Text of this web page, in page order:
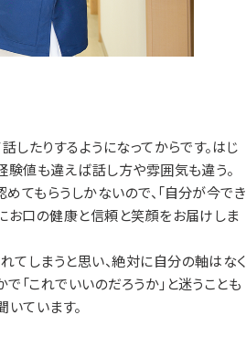
したりするようになってからです。はじ
験値も違えば話し方や雰囲気も違う。
てもらうしかないので、「自分が今でき
お口の健康と信頼と笑顔をお届けしま
てしまうと思い、絶対に自分の軸はなく
「これでいいのだろうか」と迷うことも
ています。